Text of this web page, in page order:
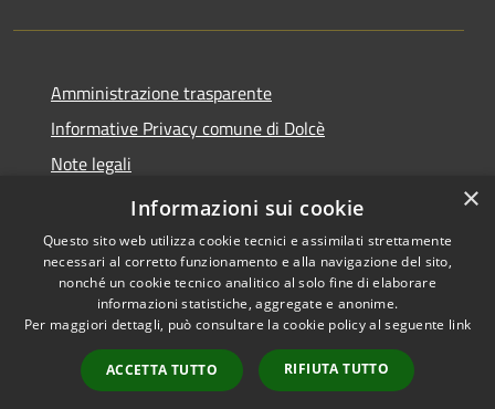
Amministrazione trasparente
Informative Privacy comune di Dolcè
Note legali
Dichiarazione di accessibilità
Accessibilità
Copyright © 2026 • Comune di
Dolcè • Powered by
Municipium•
Accesso
redazione
×
Informazioni sui cookie
Questo sito web utilizza cookie tecnici e assimilati strettamente
necessari al corretto funzionamento e alla navigazione del sito,
nonché un cookie tecnico analitico al solo fine di elaborare
informazioni statistiche, aggregate e anonime.
Per maggiori dettagli, può consultare la cookie policy al seguente link
ACCETTA TUTTO RIFIUTA TUTTO